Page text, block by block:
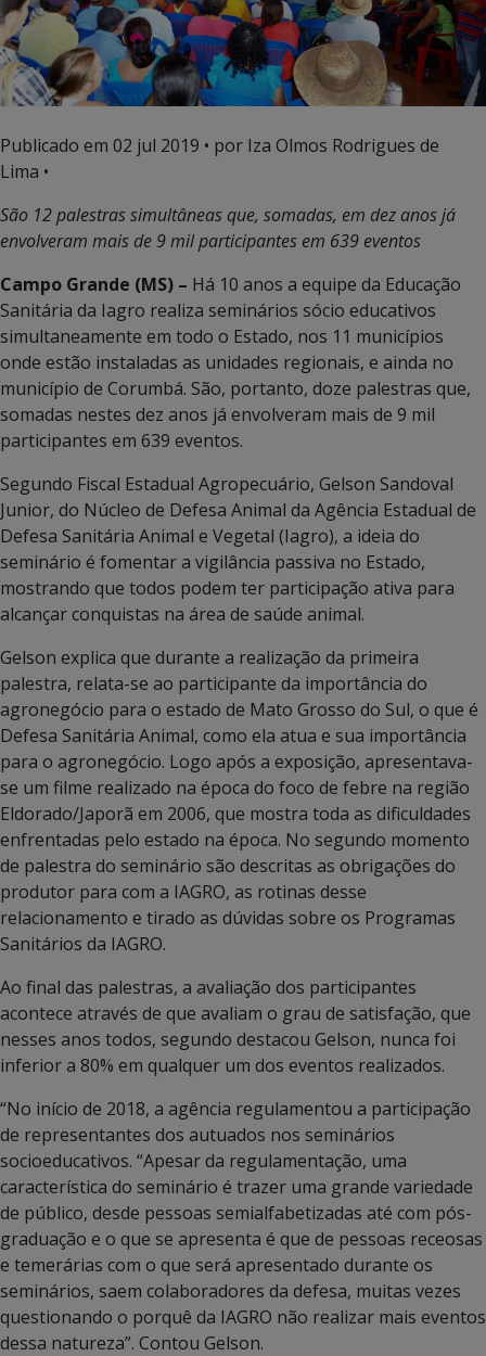
Publicado em 02 jul 2019 • por Iza Olmos Rodrigues de
Lima •
São 12 palestras simultâneas que, somadas, em dez anos já
envolveram mais de 9 mil participantes em 639 eventos
Campo Grande (MS) – Há 10 anos a equipe da Educação
Sanitária da Iagro realiza seminários sócio educativos
simultaneamente em todo o Estado, nos 11 municípios
onde estão instaladas as unidades regionais, e ainda no
município de Corumbá. São, portanto, doze palestras que,
somadas nestes dez anos já envolveram mais de 9 mil
participantes em 639 eventos.
Segundo Fiscal Estadual Agropecuário, Gelson Sandoval
Junior, do Núcleo de Defesa Animal da Agência Estadual de
Defesa Sanitária Animal e Vegetal (Iagro), a ideia do
seminário é fomentar a vigilância passiva no Estado,
mostrando que todos podem ter participação ativa para
alcançar conquistas na área de saúde animal.
Gelson explica que durante a realização da primeira
palestra, relata-se ao participante da importância do
agronegócio para o estado de Mato Grosso do Sul, o que é
Defesa Sanitária Animal, como ela atua e sua importância
para o agronegócio. Logo após a exposição, apresentava-
se um filme realizado na época do foco de febre na região
Eldorado/Japorã em 2006, que mostra toda as dificuldades
enfrentadas pelo estado na época. No segundo momento
de palestra do seminário são descritas as obrigações do
produtor para com a IAGRO, as rotinas desse
relacionamento e tirado as dúvidas sobre os Programas
Sanitários da IAGRO.
Ao final das palestras, a avaliação dos participantes
acontece através de que avaliam o grau de satisfação, que
nesses anos todos, segundo destacou Gelson, nunca foi
inferior a 80% em qualquer um dos eventos realizados.
“No início de 2018, a agência regulamentou a participação
de representantes dos autuados nos seminários
socioeducativos. “Apesar da regulamentação, uma
característica do seminário é trazer uma grande variedade
de público, desde pessoas semialfabetizadas até com pós-
graduação e o que se apresenta é que de pessoas receosas
e temerárias com o que será apresentado durante os
seminários, saem colaboradores da defesa, muitas vezes
questionando o porquê da IAGRO não realizar mais eventos
dessa natureza”. Contou Gelson.